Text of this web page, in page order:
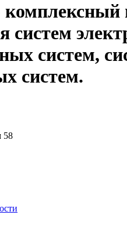
систем
систем,
систем.
58